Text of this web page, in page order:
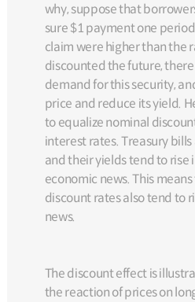
why, suppose that
sure $1 payment one
claim were higher than the
discounted the future,
demand for this security,
price and reduce its yield.
to equalize nominal
interest rates. Treasury
and their yields tend to rise
economic news. This
discount rates also tend to
news.
The discount effect is
the reaction of prices on